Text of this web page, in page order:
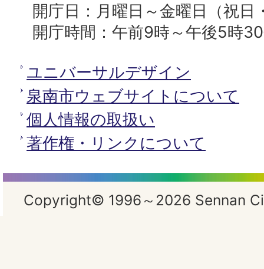
開庁日：月曜日～金曜日（祝日
開庁時間：午前9時～午後5時
ユニバーサルデザイン
泉南市ウェブサイトについて
個人情報の取扱い
著作権・リンクについて
Copyright© 1996～2026 Sennan